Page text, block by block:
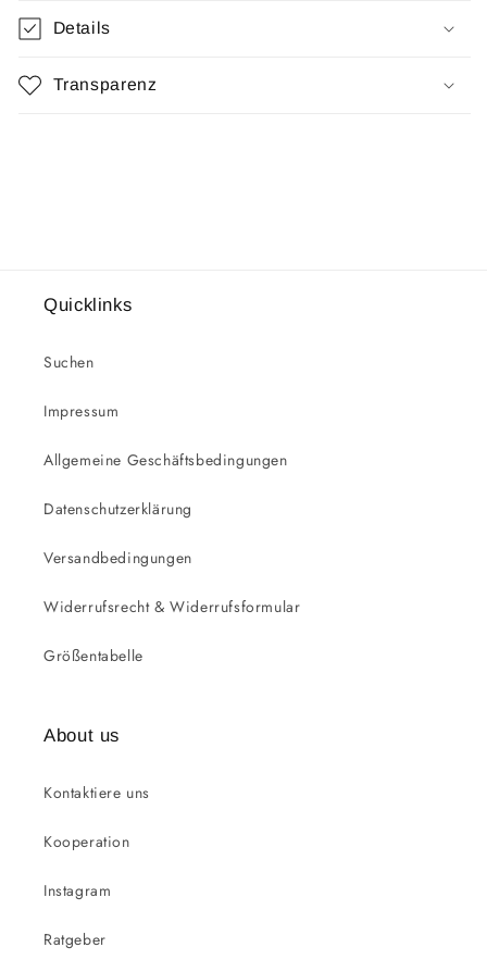
Details
Transparenz
Quicklinks
Suchen
Impressum
Allgemeine Geschäftsbedingungen
Datenschutzerklärung
Versandbedingungen
Widerrufsrecht & Widerrufsformular
Größentabelle
About us
Kontaktiere uns
Kooperation
Instagram
Ratgeber